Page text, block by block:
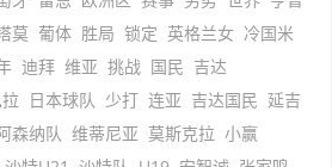
莫 葡体 胜局 锁定 英格兰女 冷国米
迪拜 维亚 挑战 国民 吉达
日本球队 少打 连亚 吉达国民 延吉
森纳队 维蒂尼亚 莫斯克拉 小赢